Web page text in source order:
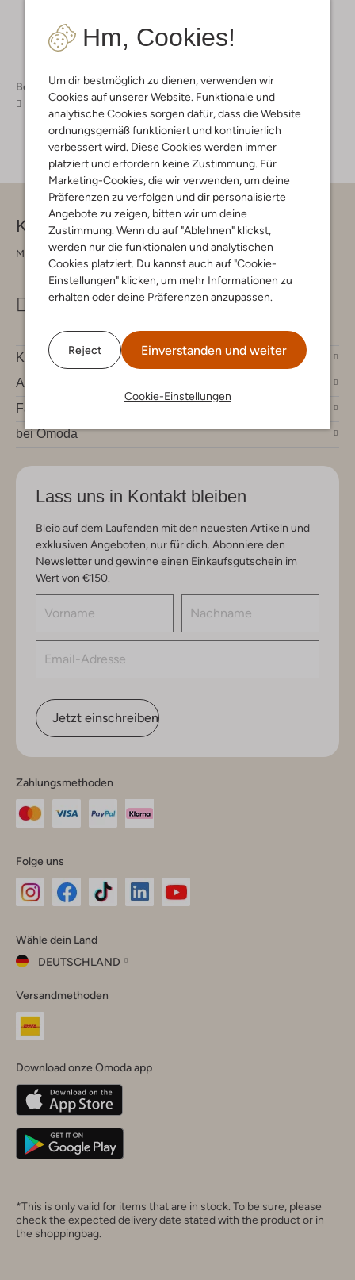
Hm, Cookies!
Um dir bestmöglich zu dienen, verwenden wir
Cookies auf unserer Website. Funktionale und
analytische Cookies sorgen dafür, dass die Website
ordnungsgemäß funktioniert und kontinuierlich
verbessert wird. Diese Cookies werden immer
platziert und erfordern keine Zustimmung. Für
Marketing-Cookies, die wir verwenden, um deine
Präferenzen zu verfolgen und dir personalisierte
Angebote zu zeigen, bitten wir um deine
Zustimmung. Wenn du auf "Ablehnen" klickst,
werden nur die funktionalen und analytischen
Cookies platziert. Du kannst auch auf "Cookie-
Einstellungen" klicken, um mehr Informationen zu
erhalten oder deine Präferenzen anzupassen.
Reject Einverstanden und weiter
Cookie-Einstellungen
Bekleidung
Pullover & Cardigans
Pullover & Cardigans Damen
Kontakt
Montag - Freitag 09:00 - 17:00 uur
info@omoda.de
Kundenservice
Account
Fashion News
bei Omoda
Lass uns in Kontakt bleiben
Bleib auf dem Laufenden mit den neuesten Artikeln und
exklusiven Angeboten, nur für dich. Abonniere den
Newsletter und gewinne einen Einkaufsgutschein im
Wert von €150.
Jetzt einschreiben
Zahlungsmethoden
Folge uns
Instagram
Facebook
TikTok
Wähle dein Land
DEUTSCHLAND
dein
Land
Belgique(Français)
Deutschland
Versandmethoden
Download onze Omoda app
*This is only valid for items that are in stock. To be sure, please
check the expected delivery date stated with the product or in
the shoppingbag.